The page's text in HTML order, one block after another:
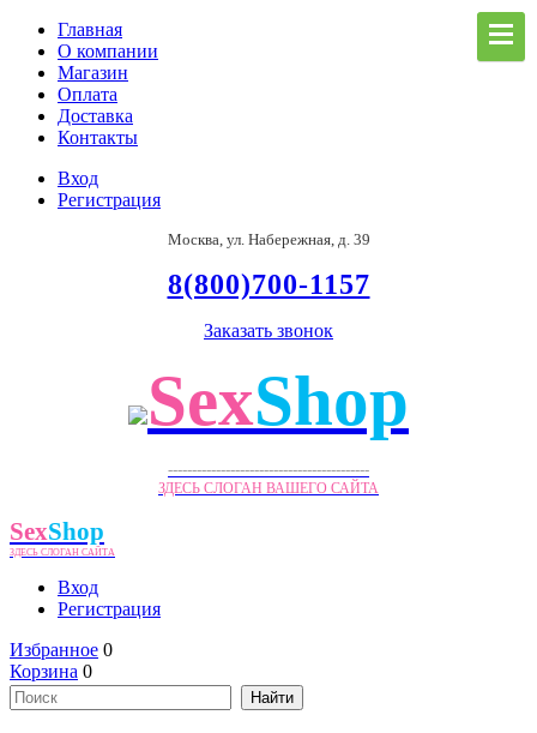
Главная
О компании
Магазин
Оплата
Доставка
Контакты
Вход
Регистрация
Москва, ул. Набережная, д. 39
8(800)700-1157
Заказать звонок
SexShop
------------------------------------------
ЗДЕСЬ СЛОГАН ВАШЕГО САЙТА
SexShop
ЗДЕСЬ СЛОГАН САЙТА
Вход
Регистрация
Избранное 0
Корзина 0